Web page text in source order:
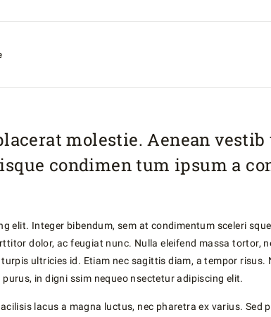
molestie. Aenean
condimen tum ipsum a
elit. Integer bibendum, sem at condimentum sceleri
dolor, ac feugiat nunc. Nulla eleifend massa tortor,
ultricies id. Etiam nec sagittis diam, a tempor risus.
in digni ssim nequeo nsectetur adipiscing elit.
lacus a magna luctus, nec pharetra ex varius. Sed